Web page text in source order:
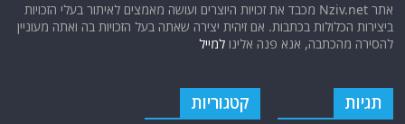
אתר Nziv.net מכבד את זכויות היוצרים ועושה מאמצים לאיתור בעלי הזכויות
ביצירות הכלולות בכתבות. אם זיהית יצירה שאתה בעל הזכויות בה ואתה מעוניין
להסירה מהכתבה, אנא פנה אלינולמייל
תגיות קטגוריות